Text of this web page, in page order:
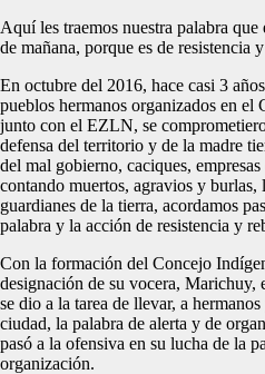
Aquí les traemos nuestra palabra
de mañana, porque es de resistencia
En octubre del 2016, hace casi 3
pueblos hermanos organizados en el
junto con el EZLN, se
defensa del territorio y de la madre
del mal gobierno, caciques,
contando muertos, agravios y
guardianes de la tierra, acordamos
palabra y la acción de resistencia y
Con la formación del Concejo
designación de su vocera,
se dio a la tarea de llevar, a
ciudad, la palabra de alerta y de
pasó a la ofensiva en su lucha de la
organización.